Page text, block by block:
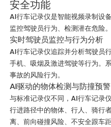
安全功能
AI行车记录仪是智能视频录制设
监控驾驶员行为、检测潜在危险
实时驾驶员监控与行为分析
AI行车记录仪追踪并分析驾驶员
手机、吸烟及激进驾驶等行为。
事故的风险行为。
AI驱动的物体检测与防撞预警
与标准记录仪不同，AI行车记录
行进路径中的物体、行人、骑行
离、前向碰撞风险、不安全跟车